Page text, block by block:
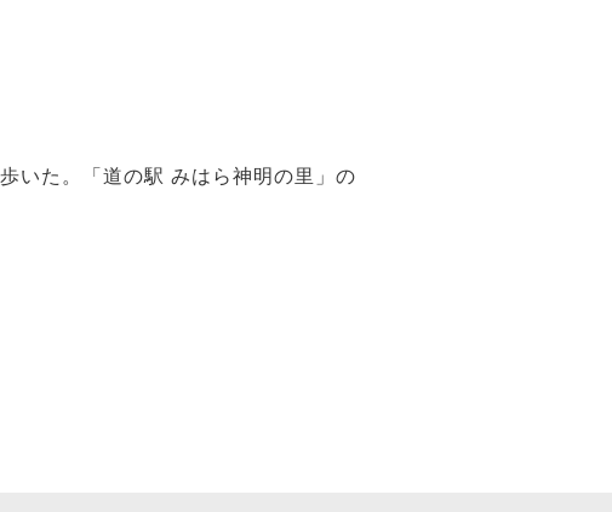
いた。「道の駅 みはら神明の里」の